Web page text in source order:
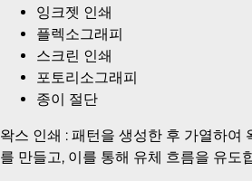
잉크젯 인쇄
플렉소그래피
스크린 인쇄
포토리소그래피
종이 절단
왁스 인쇄 : 패턴을 생성한 후 가열하여
를 만들고, 이를 통해 유체 흐름을 유도